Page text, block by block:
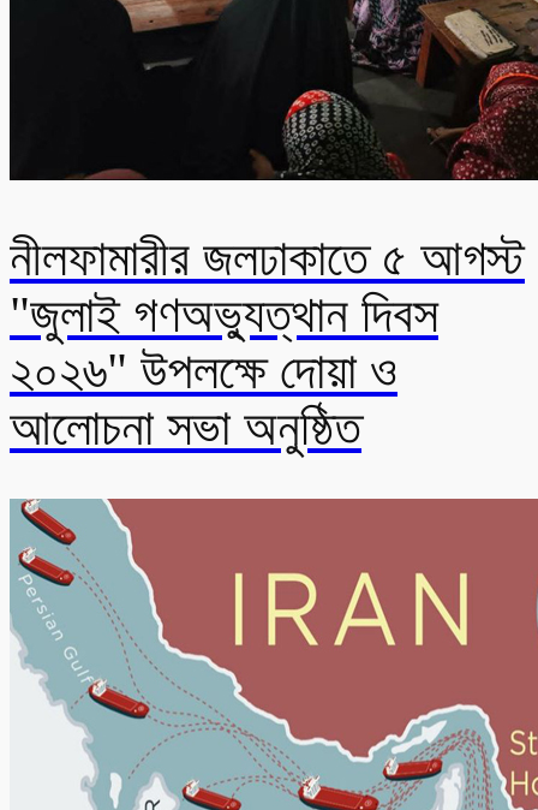
নীলফামারীর জলঢাকাতে ৫ আগস্ট
"জুলাই গণঅভ্যুত্থান দিবস
২০২৬" উপলক্ষে দোয়া ও
আলোচনা সভা অনুষ্ঠিত